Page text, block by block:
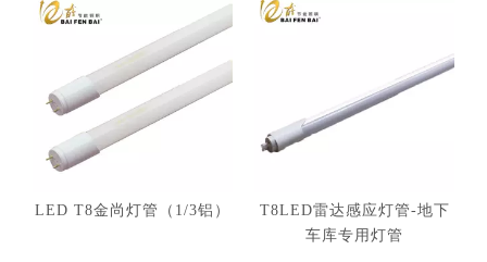
LED T8金尚灯管（1/3铝）
T8LED雷达感应灯管-地下
车库专用灯管